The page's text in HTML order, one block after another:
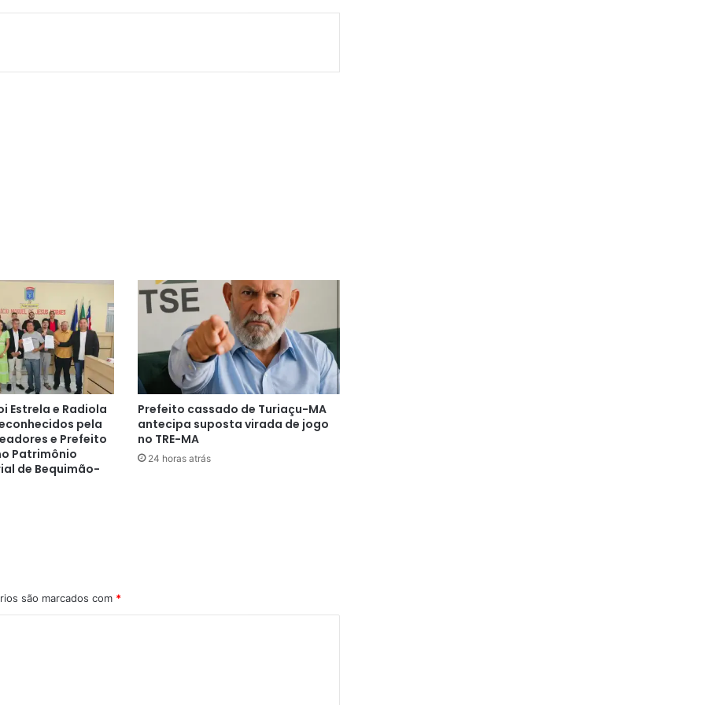
Estrela e Radiola
pela
e Prefeito
Patrimônio
de Bequimão-
Prefeito cassado de Turiaçu-MA
antecipa suposta virada de jogo
no TRE-MA
24 horas atrás
são marcados com *